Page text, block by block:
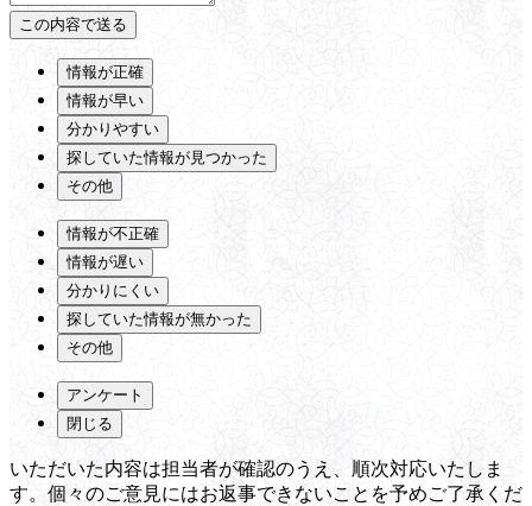
情報が正確
情報が早い
分かりやすい
探していた情報が見つかった
その他
情報が不正確
情報が遅い
分かりにくい
探していた情報が無かった
その他
アンケート
閉じる
いただいた内容は担当者が確認のうえ、順次対応いたしま
す。個々のご意見にはお返事できないことを予めご了承くだ